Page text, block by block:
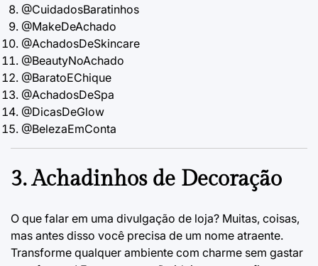
@CuidadosBaratinhos
@MakeDeAchado
@AchadosDeSkincare
@BeautyNoAchado
@BaratoEChique
@AchadosDeSpa
@DicasDeGlow
@BelezaEmConta
3. Achadinhos de Decoração
O que falar em uma divulgação de loja? Muitas, coisas,
mas antes disso você precisa de um nome atraente.
Transforme qualquer ambiente com charme sem gastar